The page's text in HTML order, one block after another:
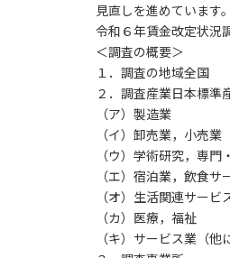
見直しを進めています。
令和６年賃金改定状況
＜調査の概要＞
１．調査の地域全国
２．調査産業日本標準
（ア）製造業
（イ）卸売業，小売業
（ウ）学術研究，専
（エ）宿泊業，飲食サ
（オ）生活関連サービ
（カ）医療，福祉
（キ）サービス業（他